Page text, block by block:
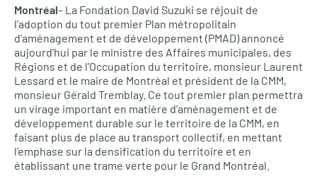
Montréal– La Fondation David Suzuki se réjouit de
l’adoption du tout premier Plan métropolitain
d’aménagement et de développement (PMAD) annoncé
aujourd’hui par le ministre des Affaires municipales, des
Régions et de l’Occupation du territoire, monsieur Laurent
Lessard et le maire de Montréal et président de la CMM,
monsieur Gérald Tremblay. Ce tout premier plan permettra
un virage important en matière d’aménagement et de
développement durable sur le territoire de la CMM, en
faisant plus de place au transport collectif, en mettant
l’emphase sur la densification du territoire et en
établissant une trame verte pour le Grand Montréal.